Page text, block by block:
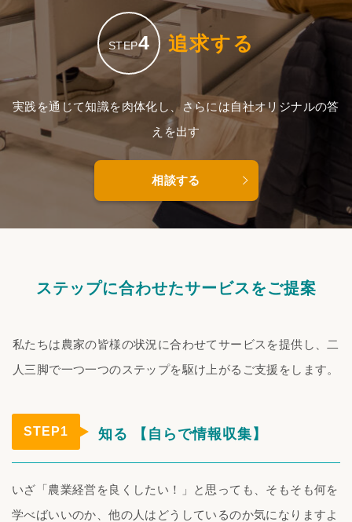
STEP4 追求する
実践を通じて知識を肉体化し、さらには自社オリジナルの答
えを出す
相談する
ステップに合わせたサービスをご提案
私たちは農家の皆様の状況に合わせてサービスを提供し、二
人三脚で一つ一つのステップを駆け上がるご支援をします。
STEP1 知る 【自らで情報収集】
いざ「農業経営を良くしたい！」と思っても、そもそも何を
学べばいいのか、他の人はどうしているのか気になりますよ